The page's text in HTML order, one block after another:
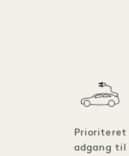
Prioriteret
adgang til